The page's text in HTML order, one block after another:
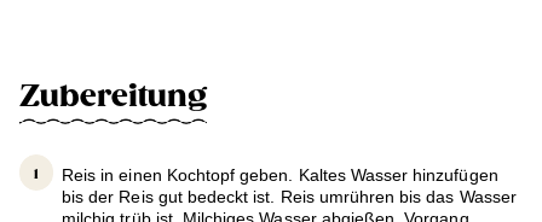
Zubereitung
Reis in einen Kochtopf geben. Kaltes Wasser hinzufügen
bis der Reis gut bedeckt ist. Reis umrühren bis das Wasser